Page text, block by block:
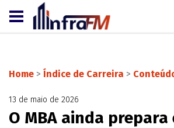
Home > Índice de Carreira >
13 de maio de 2026
O MBA ainda